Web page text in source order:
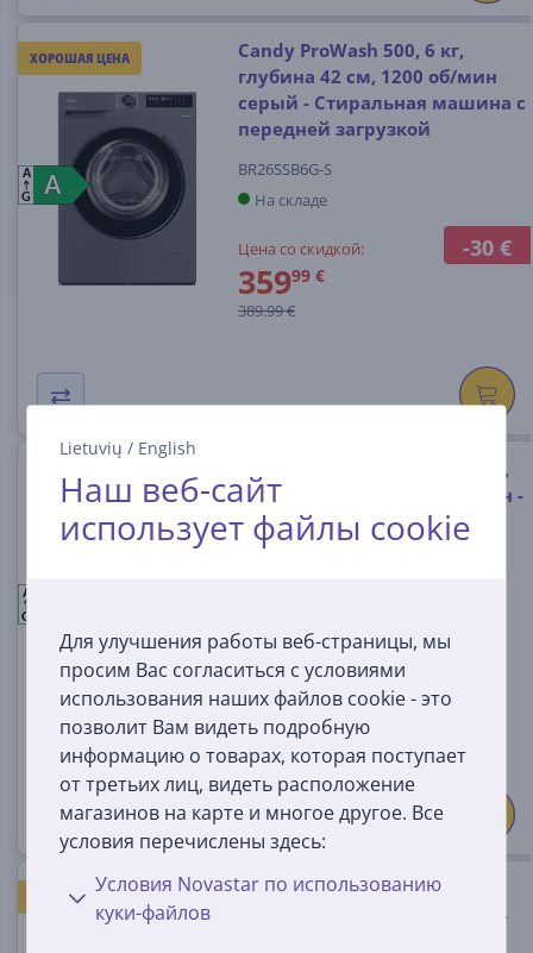
Lietuvių / English
Наш веб-сайт
использует файлы cookie
Для улучшения работы веб-страницы, мы
просим Вас согласиться с условиями
использования наших файлов cookie - это
позволит Вам видеть подробную
информацию о товарах, которая поступает
от третьих лиц, видеть расположение
магазинов на карте и многое другое. Все
условия перечислены здесь:
Условия Novastar по использованию
куки-файлов
ХОРОШАЯ ЦЕНА
-30 €
A
A
A
G
Candy ProWash 500, 6 кг,
глубина 42 см, 1200 об/мин
серый - Стиральная машина с
передней загрузкой
BR26SSB6G-S
На складе
Цена со скидкой:
35999 €
389.99 €
A
G
Candy ProWash 700 Mini, 5 кг,
глубина 44,8 см, 1200 об/мин -
Стиральная машина с
передней загрузкой
Цена:
43999 €
ХОРОШАЯ ЦЕНА
Candy ProWash 300, 6 кг,
глубина 42 см, 1200 об/мин -